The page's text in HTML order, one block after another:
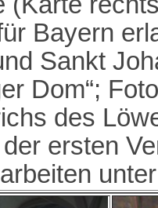
Bayern
Sankt
Dom“;
des
ersten